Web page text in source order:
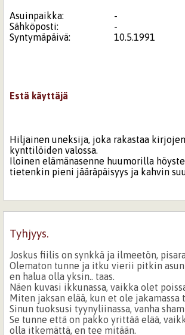
Asuinpaikka:
-
Sähköposti:
-
Syntymäpäivä:
10.5.1991
Estä käyttäjä
Hiljainen uneksija, joka rakastaa
kynttilöiden valossa.
Iloinen elämänasenne huumorilla
tietenkin pieni jääräpäisyys ja kahvin
Tyhjyys.
Joskus fiilis on synkkä ja ilmeetön,
Olematon tunne ja itku vierii pitkin
en halua olla yksin.. taas.
Näen kuvasi ikkunassa, vaikka olet
Miten jaksan elää, kun et ole jakamassa
Sinun tuoksusi tyynyliinassa, vanha
Se tunne että on pakko yrittää elää,
olla itkemättä, en tee mitään.